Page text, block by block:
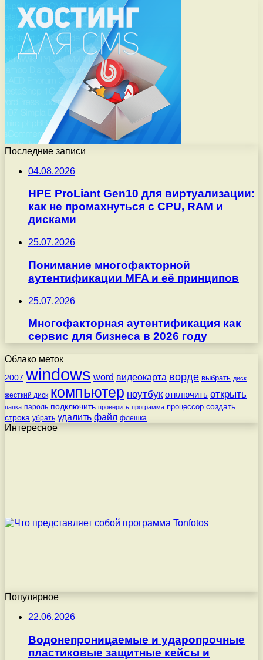
Последние записи
04.08.2026
HPE ProLiant Gen10 для виртуализации:
как не промахнуться с CPU, RAM и
дисками
25.07.2026
Понимание многофакторной
аутентификации MFA и её принципов
25.07.2026
Многофакторная аутентификация как
сервис для бизнеса в 2026 году
Облако меток
2007 windows word видеокарта ворде выбрать диск
жесткий диск компьютер ноутбук отключить открыть
папка пароль подключить проверить программа процессор создать
строка убрать удалить файл флешка
Интересное
Популярное
22.06.2026
Водонепроницаемые и ударопрочные
пластиковые защитные кейсы и